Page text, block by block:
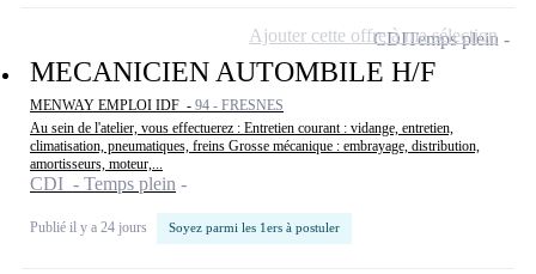
MECANICIEN AUTOMBILE H/F
MENWAY EMPLOI IDF - 94 - FRESNES
Au sein de l'atelier, vous effectuerez : Entretien courant : vidange, entretien,
climatisation, pneumatiques, freins Grosse mécanique : embrayage, distribution,
amortisseurs, moteur,...
CDI - Temps plein
Publié il y a 24 jours Soyez parmi les 1ers à postuler
CDITemps plein
Ajouter cette offre à ma sélection